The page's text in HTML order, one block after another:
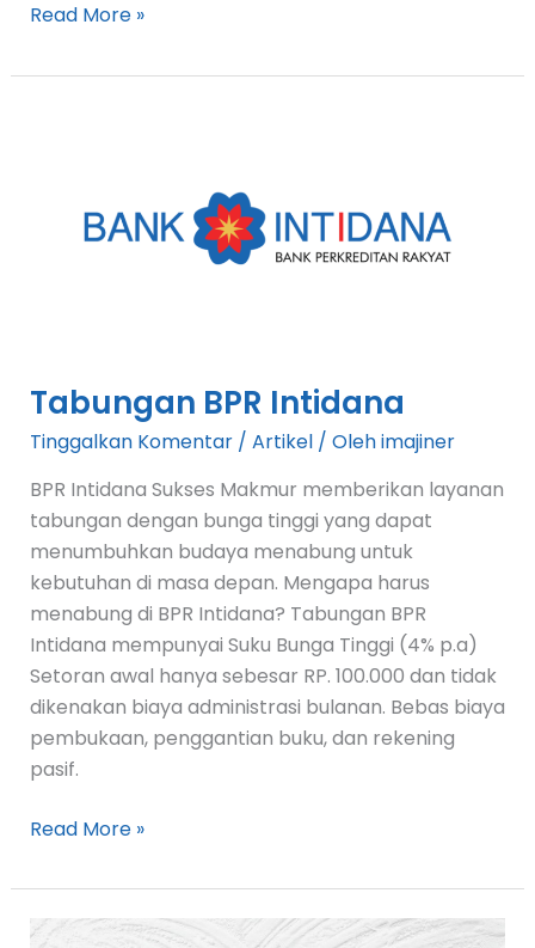
Read More »
Tabungan BPR Intidana
Tinggalkan Komentar / Artikel/ Olehimajiner
BPR Intidana Sukses Makmur memberikan layanan
tabungan dengan bunga tinggi yang dapat
menumbuhkan budaya menabung untuk
kebutuhan di masa depan. Mengapa harus
menabung di BPR Intidana? Tabungan BPR
Intidana mempunyai Suku Bunga Tinggi (4% p.a)
Setoran awal hanya sebesar RP. 100.000 dan tidak
dikenakan biaya administrasi bulanan. Bebas biaya
pembukaan, penggantian buku, dan rekening
pasif.
Read More »
Sell